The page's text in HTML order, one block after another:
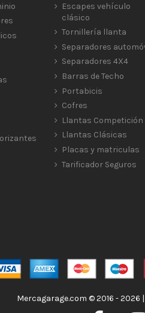
Escapes vehículo
clásico
Tornillería llanta
Separadores
Separadores 4X4
Barras de Techo
Portabicis
Cofres
Llantas Competición
Llantas Clásicas
Placas y matriculas
Tarificador Seguros
Mercagarage.com © 2016 -